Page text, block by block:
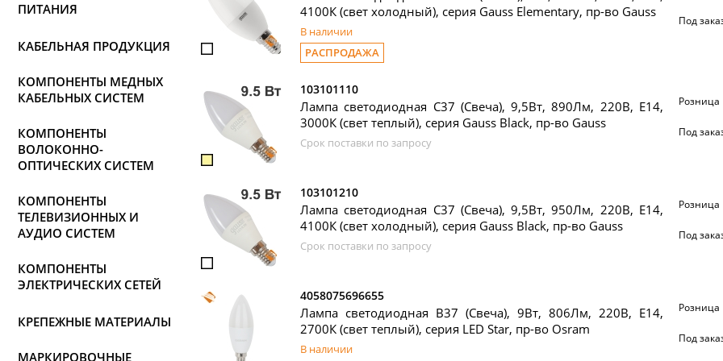
ПИТАНИЯ
КАБЕЛЬНАЯ ПРОДУКЦИЯ
КОМПОНЕНТЫ МЕДНЫХ
КАБЕЛЬНЫХ СИСТЕМ
КОМПОНЕНТЫ
ВОЛОКОННО-
ОПТИЧЕСКИХ СИСТЕМ
КОМПОНЕНТЫ
ТЕЛЕВИЗИОННЫХ И
АУДИО СИСТЕМ
КОМПОНЕНТЫ
ЭЛЕКТРИЧЕСКИХ СЕТЕЙ
КРЕПЕЖНЫЕ МАТЕРИАЛЫ
МАРКИРОВОЧНЫЕ
4100К (свет холодный), серия Gauss Elementary, пр-во Gauss
В наличии
РАСПРОДАЖА
Под
103101110
Лампа светодиодная C37 (Свеча), 9,5Вт, 890Лм, 220В, Е14,
3000К (свет теплый), серия Gauss Black, пр-во Gauss
Срок поставки по запросу
Розница
Под
103101210
Лампа светодиодная C37 (Свеча), 9,5Вт, 950Лм, 220В, Е14,
4100К (свет холодный), серия Gauss Black, пр-во Gauss
Срок поставки по запросу
Розница
Под
4058075696655
Лампа светодиодная B37 (Cвеча), 9Вт, 806Лм, 220В, Е14,
2700К (свет теплый), серия LED Star, пр-во Osram
В наличии
Розница
Под